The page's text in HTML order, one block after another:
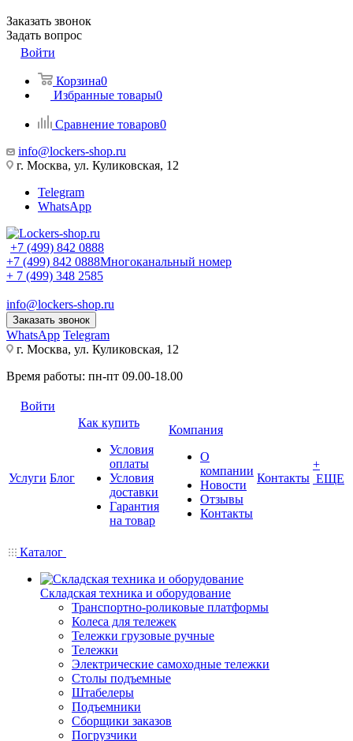
Заказать звонок
Задать вопрос
Войти
Корзина0
Избранные товары0
Сравнение товаров0
info@lockers-shop.ru
г. Москва, ул. Куликовская, 12
Telegram
WhatsApp
+7 (499) 842 0888
+7 (499) 842 0888Многоканальный номер
+ 7 (499) 348 2585
info@lockers-shop.ru
Заказать звонок
WhatsApp Telegram
г. Москва, ул. Куликовская, 12
Время работы: пн-пт 09.00-18.00
Войти
Услуги Блог
Как купить
Условия
оплаты
Условия
доставки
Гарантия
на товар
Компания
О
компании
Новости
Отзывы
Контакты
Контакты
+
ЕЩЕ
Каталог
Складская техника и оборудование
Транспортно-роликовые платформы
Колеса для тележек
Тележки грузовые ручные
Тележки
Электрические самоходные тележки
Столы подъемные
Штабелеры
Подъемники
Сборщики заказов
Погрузчики